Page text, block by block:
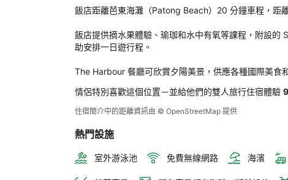
飯店距離芭東海灘（Patong Beach）20 分鐘車程，距
飯店提供摘水果體驗、瑜珈和水中有氧等課程，附設的
助安排一日遊行程。
The Harbour 餐廳可欣賞夕陽美景，供應各種國際美食
情侶特別喜歡這個位置－並給他們的雙人旅行住宿體驗
住宿簡介中的距離資訊由 © OpenStreetMap 提供
熱門設施
室外游泳池 免費無線網路 海濱